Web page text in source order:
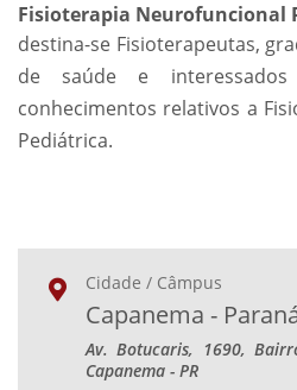
Fisioterapia Neurofuncional
destina-se Fisioterapeutas,
de saúde e
conhecimentos relativos a
Pediátrica.
Cidade / Câmpus
Capanema -
Av. Botucaris, 1690,
Capanema - PR